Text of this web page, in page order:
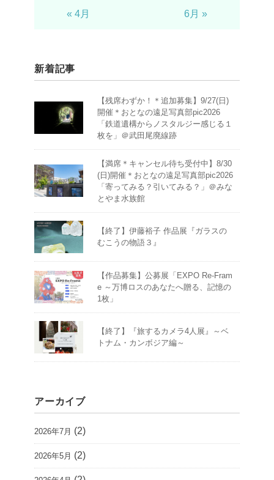
« 4月 6月 »
新着記事
【残席わずか！＊追加募集】9/27(日)
開催＊おとなの遠足写真部pic2026
「鉄道遺構からノスタルジー感じる１
枚を」＠武田尾廃線跡
【満席＊キャンセル待ち受付中】8/30
(日)開催＊おとなの遠足写真部pic2026
「寄ってみる？引いてみる？」＠みな
とやま水族館
【終了】伊藤裕子 作品展『ガラスの
むこうの物語３』
【作品募集】公募展「EXPO Re-Fram
e ～万博ロスのあなたへ贈る、記憶の
1枚」
【終了】『旅するカメラ4人展』～ベ
トナム・カンボジア編～
アーカイブ
2026年7月 (2)
2026年5月 (2)